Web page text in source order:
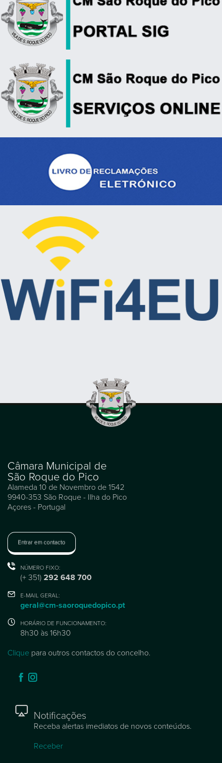
Câmara Municipal de
São Roque do Pico
Alameda 10 de Novembro de 1542
9940-353 São Roque - Ilha do Pico
Açores - Portugal
Entrar em contacto
NÚMERO FIXO:
(+ 351) 292 648 700
E-MAIL GERAL:
geral@cm-saoroquedopico.pt
HORÁRIO DE FUNCIONAMENTO:
8h30 às 16h30
Clique para outros contactos do concelho.
Notificações
Receba alertas imediatos de novos conteúdos.
Receber